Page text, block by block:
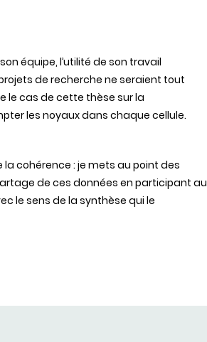
équipe, l’utilité de son travail
de recherche ne seraient tout
le cas de cette thèse sur la
les noyaux dans chaque cellule.
la cohérence : je mets au point des
de ces données en participant au
le sens de la synthèse qui le